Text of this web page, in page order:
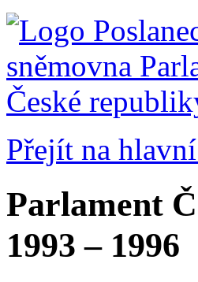
Přejít na
Parlament
1993 – 1996